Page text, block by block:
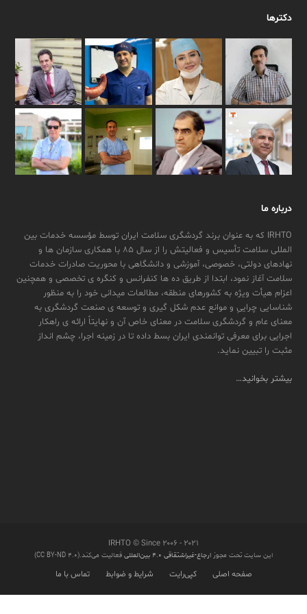
دکترها
درباره ما
IRHTO که به عنوان برند گردشگری سلامت ایران توسط مؤسسه خدمات بین
المللی سلامت تأسیس و فعالیتش را از سال ۸۵ با همکاری سازمان ها و
نهادهای دولتی، خصوصی، آموزشی و دانشگاهی با محوریت صادرات خدمات
سلامت آغاز نمود، ابتدا از طریق ده ها کنفرانس و کنگره ی تخصصی و همچنین
اعزام هیأت ویژه به کشورهای منطقه، مطالعات میدانی خود را به منظور
شناسایی چراییِ و موانع عدم شکل گیری و توسعه ی صنعت گردشگری به
معنای عام و گردشگری سلامت در معنای خاص آن و نهایتاً ارائه ی راهکار
اجرایی برای معرفی توانمندی ایران بسط داده تا در زمینه اجرا، چشم انداز
مثبت را تبیین نماید.
بیشتر بخوانید…
IRHTO © Since ۲۰۰۶ - ۲۰۲۱
این سایت تحت مجوز ارجاع-غیراشتقاقی ۴.۰ بین‌المللی فعالیت می‌کند.(CC BY-ND 4.0)
صفحه اصلی کپی‌رایت شرایط و ضوابط تماس با ما